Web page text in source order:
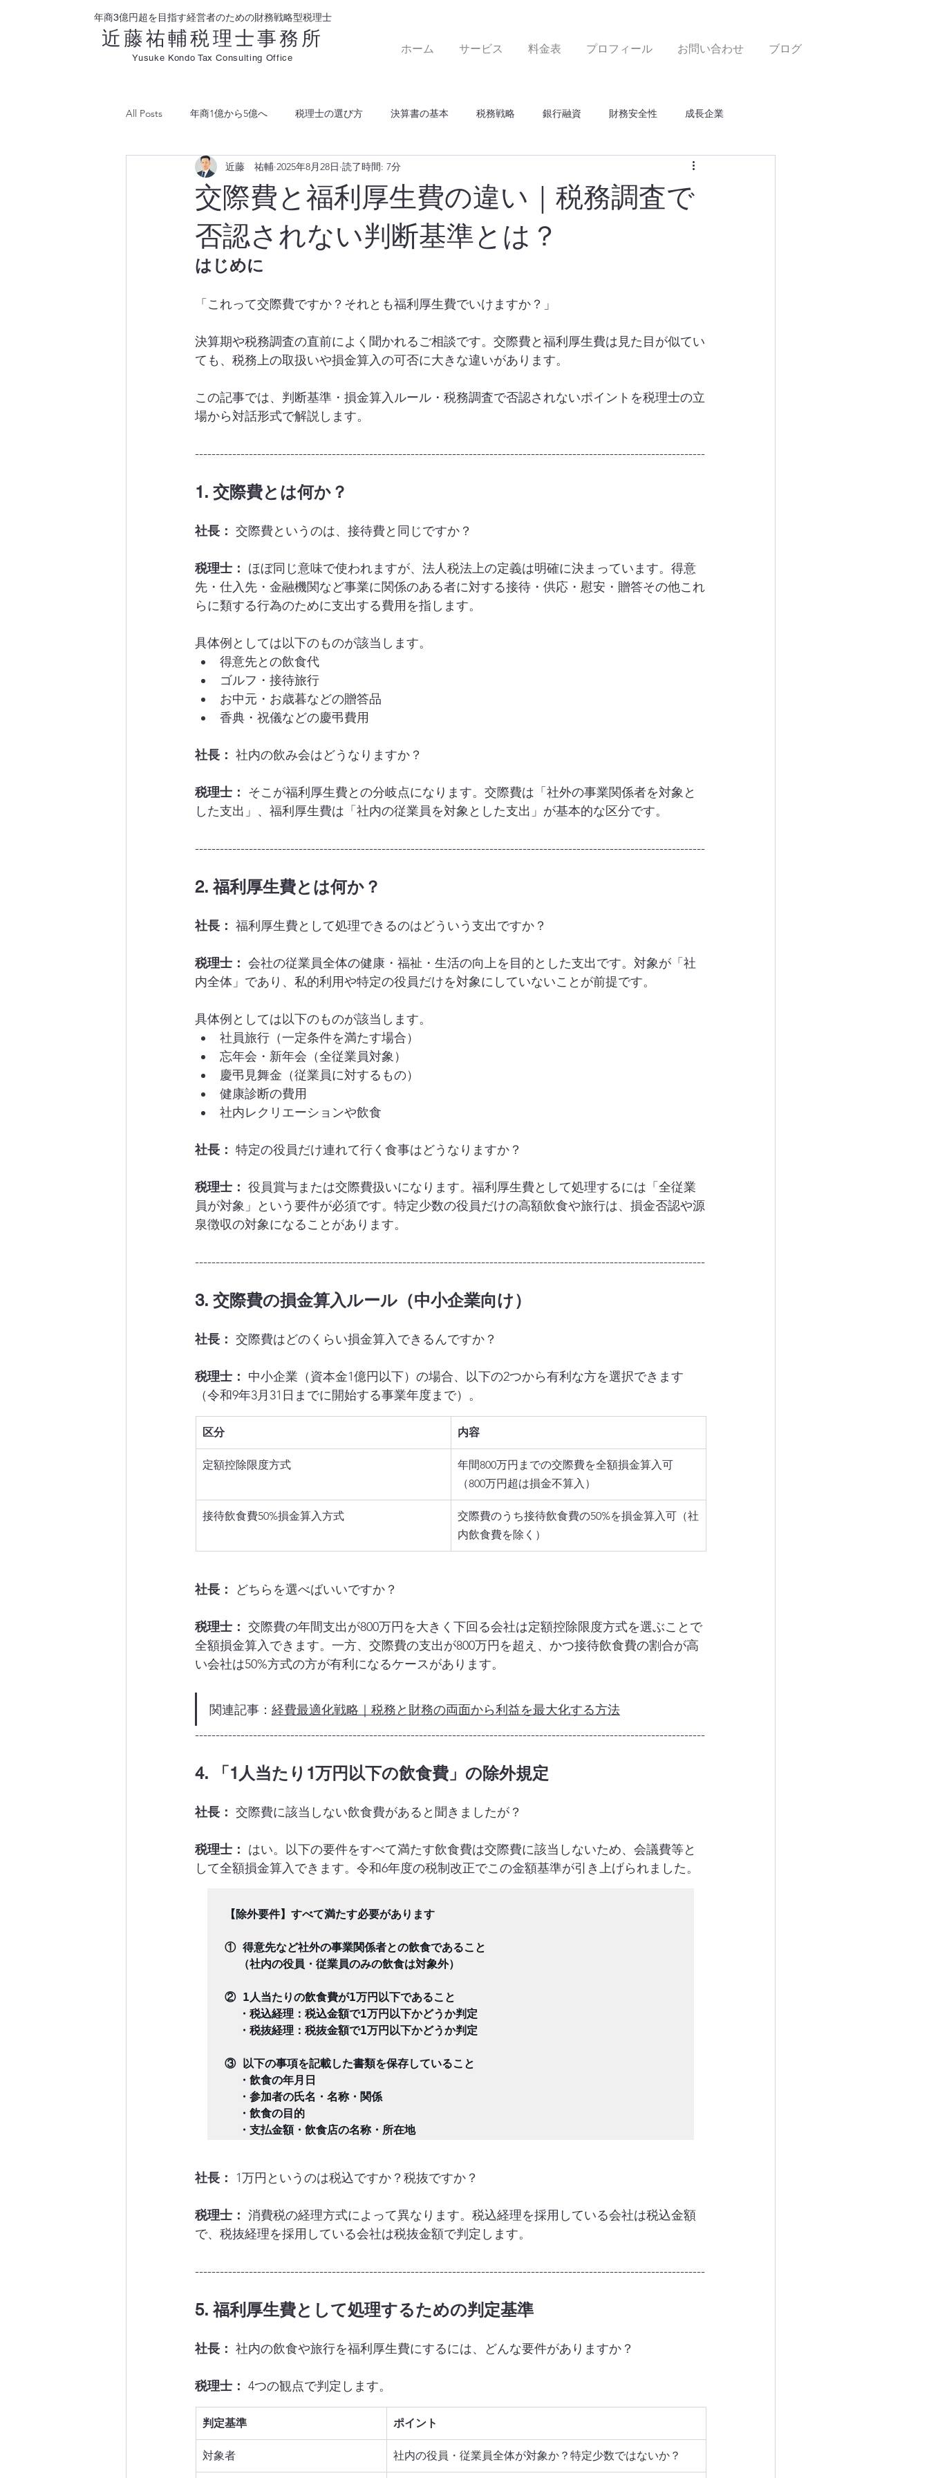
年商3億円超を目指す経営者のための財務戦略型税理士
近藤祐輔税理士事務所
Yusuke Kondo Tax Consulting Office
ホーム サービス 料金表 プロフィール お問い合わせ ブログ
All Posts 年商1億から5億へ 税理士の選び方 決算書の基本 税務戦略 銀行融資 財務安全性 成長企業
交際費と福利厚生費の違い｜税務調査で
否認されない判断基準とは？
近藤 祐輔 2025年8月28日 読了時間: 7分
はじめに
「これって交際費ですか？それとも福利厚生費でいけますか？」
決算期や税務調査の直前によく聞かれるご相談です。交際費と福利厚生費は見た目が似てい
ても、税務上の取扱いや損金算入の可否に大きな違いがあります。
この記事では、判断基準・損金算入ルール・税務調査で否認されないポイントを税理士の立
場から対話形式で解説します。
---------------------------------------------------------------------------------------------------------------------------
1. 交際費とは何か？
社長： 交際費というのは、接待費と同じですか？
税理士： ほぼ同じ意味で使われますが、法人税法上の定義は明確に決まっています。得意
先・仕入先・金融機関など事業に関係のある者に対する接待・供応・慰安・贈答その他これ
らに類する行為のために支出する費用を指します。
具体例としては以下のものが該当します。
得意先との飲食代
ゴルフ・接待旅行
お中元・お歳暮などの贈答品
香典・祝儀などの慶弔費用
社長： 社内の飲み会はどうなりますか？
税理士： そこが福利厚生費との分岐点になります。交際費は「社外の事業関係者を対象と
した支出」、福利厚生費は「社内の従業員を対象とした支出」が基本的な区分です。
---------------------------------------------------------------------------------------------------------------------------
2. 福利厚生費とは何か？
社長： 福利厚生費として処理できるのはどういう支出ですか？
税理士： 会社の従業員全体の健康・福祉・生活の向上を目的とした支出です。対象が「社
内全体」であり、私的利用や特定の役員だけを対象にしていないことが前提です。
具体例としては以下のものが該当します。
社員旅行（一定条件を満たす場合）
忘年会・新年会（全従業員対象）
慶弔見舞金（従業員に対するもの）
健康診断の費用
社内レクリエーションや飲食
社長： 特定の役員だけ連れて行く食事はどうなりますか？
税理士： 役員賞与または交際費扱いになります。福利厚生費として処理するには「全従業
員が対象」という要件が必須です。特定少数の役員だけの高額飲食や旅行は、損金否認や源
泉徴収の対象になることがあります。
---------------------------------------------------------------------------------------------------------------------------
3. 交際費の損金算入ルール（中小企業向け）
社長： 交際費はどのくらい損金算入できるんですか？
税理士： 中小企業（資本金1億円以下）の場合、以下の2つから有利な方を選択できます
（令和9年3月31日までに開始する事業年度まで）。
区分 内容
定額控除限度方式
年間800万円までの交際費を全額損金算入可
（800万円超は損金不算入）
接待飲食費50%損金算入方式
交際費のうち接待飲食費の50%を損金算入可（社
内飲食費を除く）
社長： どちらを選べばいいですか？
税理士： 交際費の年間支出が800万円を大きく下回る会社は定額控除限度方式を選ぶことで
全額損金算入できます。一方、交際費の支出が800万円を超え、かつ接待飲食費の割合が高
い会社は50%方式の方が有利になるケースがあります。
関連記事： 経費最適化戦略｜税務と財務の両面から利益を最大化する方法
---------------------------------------------------------------------------------------------------------------------------
4. 「1人当たり1万円以下の飲食費」の除外規定
社長： 交際費に該当しない飲食費があると聞きましたが？
税理士： はい。以下の要件をすべて満たす飲食費は交際費に該当しないため、会議費等と
して全額損金算入できます。令和6年度の税制改正でこの金額基準が引き上げられました。
【除外要件】すべて満たす必要があります
① 得意先など社外の事業関係者との飲食であること
（社内の役員・従業員のみの飲食は対象外）
② 1人当たりの飲食費が1万円以下であること
・税込経理：税込金額で1万円以下かどうか判定
・税抜経理：税抜金額で1万円以下かどうか判定
③ 以下の事項を記載した書類を保存していること
・飲食の年月日
・参加者の氏名・名称・関係
・飲食の目的
社長： 1万円というのは税込ですか？税抜ですか？
税理士： 消費税の経理方式によって異なります。税込経理を採用している会社は税込金額
で、税抜経理を採用している会社は税抜金額で判定します。
---------------------------------------------------------------------------------------------------------------------------
5. 福利厚生費として処理するための判定基準
社長： 社内の飲食や旅行を福利厚生費にするには、どんな要件がありますか？
税理士： 4つの観点で判定します。
判定基準 ポイント
対象者 社内の役員・従業員全体が対象か？特定少数ではないか？